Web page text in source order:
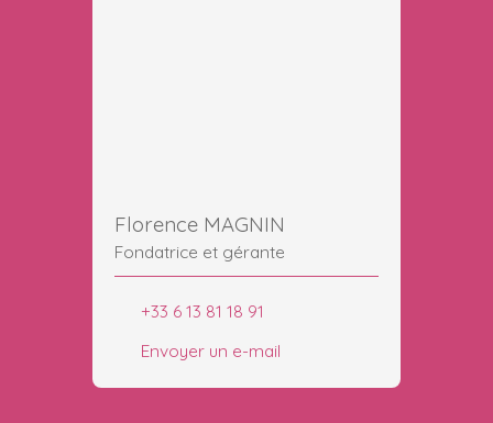
Florence MAGNIN
Fondatrice et gérante
+33 6 13 81 18 91
Envoyer un e-mail